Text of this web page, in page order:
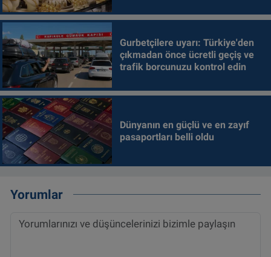
Gurbetçilere uyarı: Türkiye'den
çıkmadan önce ücretli geçiş ve
trafik borcunuzu kontrol edin
Dünyanın en güçlü ve en zayıf
pasaportları belli oldu
Yorumlar